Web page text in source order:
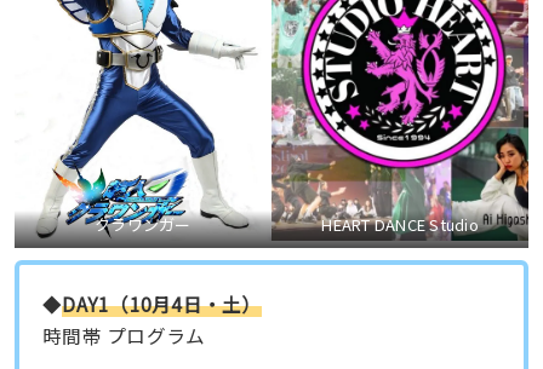
クラワンガー HEART DANCE Studio
◆DAY1（10月4日・土）
時間帯 プログラム